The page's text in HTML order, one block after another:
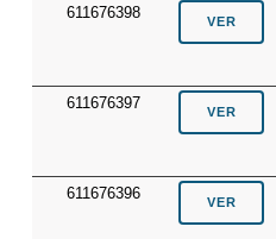
611676398
611676397
611676396